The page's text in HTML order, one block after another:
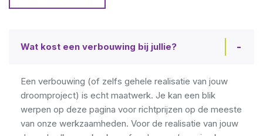
Wat kost een verbouwing bij jullie?
Een verbouwing (of zelfs gehele realisatie van jouw
droomproject) is echt maatwerk. Je kan een blik
werpen op deze pagina voor richtprijzen op de meeste
van onze werkzaamheden. Voor de realisatie van jouw